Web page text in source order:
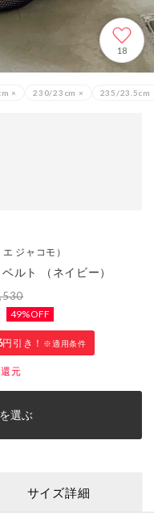
18
× 230/23cm × 235/23.5cm
エ ジャコモ）
ルト （ネイビー）
49%OFF
円引き！ ※適用条件
元
選ぶ
サイズ詳細